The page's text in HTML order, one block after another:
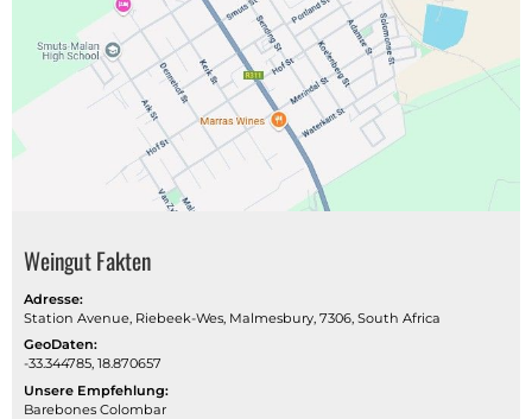
Weingut Fakten
Adresse:
Station Avenue, Riebeek-Wes, Malmesbury, 7306, South Africa
GeoDaten:
-33.344785, 18.870657
Unsere Empfehlung:
Barebones Colombar